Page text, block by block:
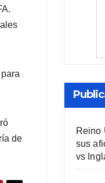
de
Reino
sus
vs